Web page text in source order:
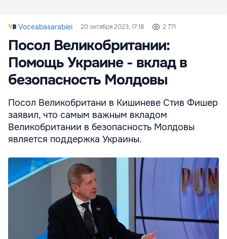
Voceabasarabiei 20 октября 2023, 17:18 2 771
Посол Великобритании:
Помощь Украине - вклад в
безопасность Молдовы
Посол Великобритани в Кишиневе Стив Фишер
заявил, что самым важным вкладом
Великобритании в безопасность Молдовы
является поддержка Украины.